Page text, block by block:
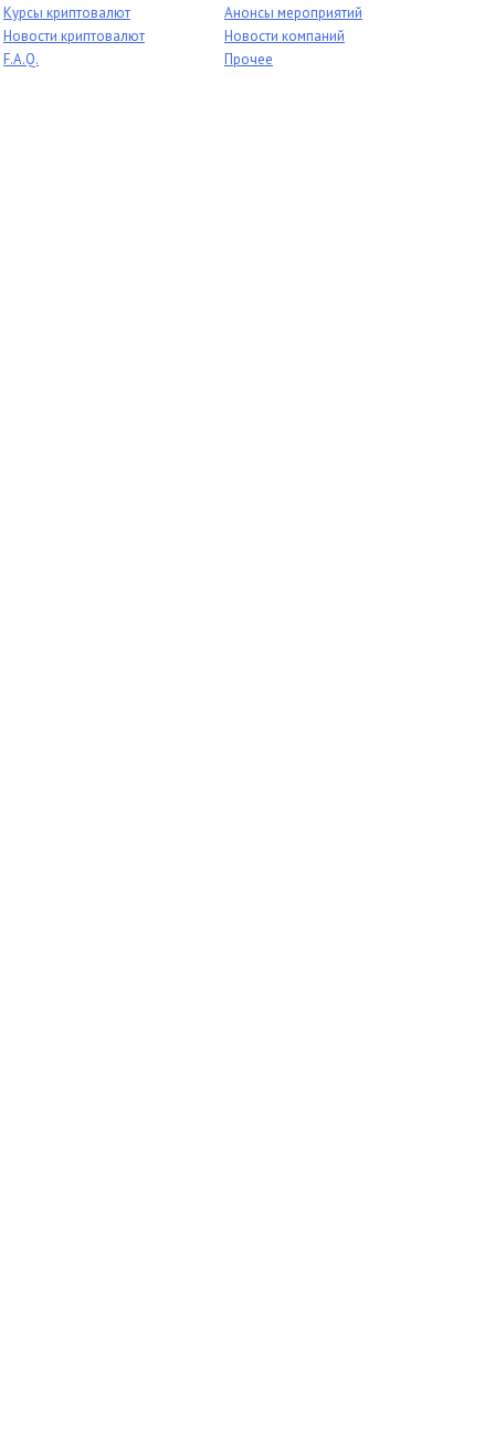
Курсы криптовалют
Новости криптовалют
F.A.Q.
Анонсы мероприятий
Новости компаний
Прочее